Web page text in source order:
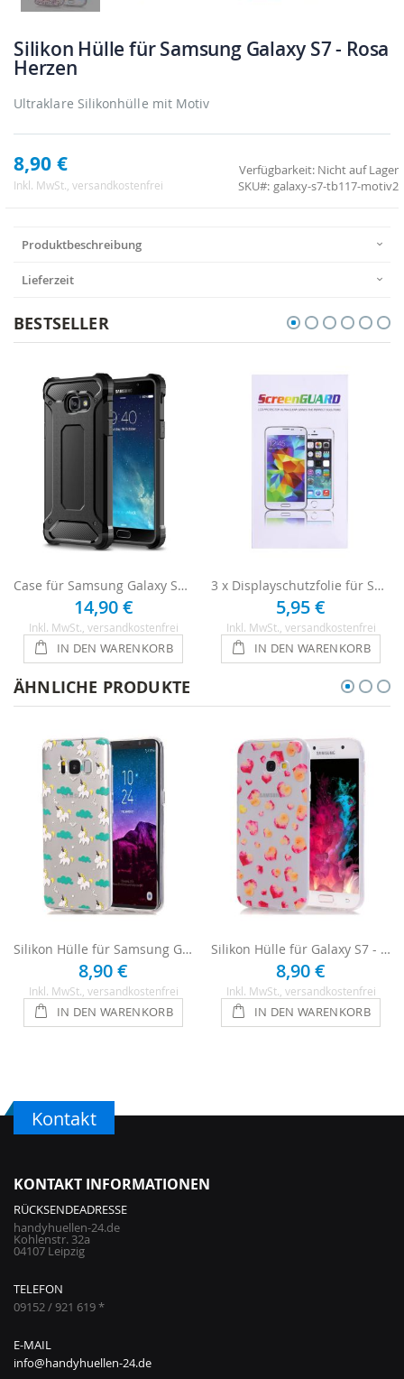
Silikon Hülle für Samsung Galaxy S7 - Rosa
Herzen
Ultraklare Silikonhülle mit Motiv
8,90 €
Inkl. MwSt. , versandkostenfrei
Verfügbarkeit: Nicht auf Lager
SKU
galaxy-s7-tb117-motiv2
Produktbeschreibung
Lieferzeit
BESTSELLER
Case für Samsung Galaxy S7 - Schwarz
14,90 €
Inkl. MwSt. , versandkostenfrei
IN DEN WARENKORB
3 x Displayschutzfolie für Samsung Galaxy S7
5,95 €
Inkl. MwSt. , versandkostenfrei
IN DEN WARENKORB
ÄHNLICHE PRODUKTE
Silikon Hülle für Samsung Galaxy S7 - Einhorn
8,90 €
Inkl. MwSt. , versandkostenfrei
IN DEN WARENKORB
Silikon Hülle für Galaxy S7 - Herzen
8,90 €
Inkl. MwSt. , versandkostenfrei
IN DEN WARENKORB
Kontakt
KONTAKT INFORMATIONEN
RÜCKSENDEADRESSE
handyhuellen-24.de
Kohlenstr. 32a
04107 Leipzig
TELEFON
09152 / 921 619 *
E-MAIL
info@handyhuellen-24.de